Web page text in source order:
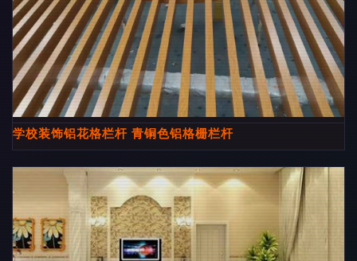
学校装饰铝花格栏杆 青铜色铝格栅栏杆